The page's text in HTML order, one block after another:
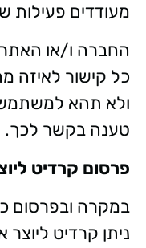
מעודדים פעילות
החברה ו/או
כל קישור לאיזה
ולא תהא
טענה בקשר לכך.
פרסום קרדיט
במקרה ובפרסום
ניתן קרדיט